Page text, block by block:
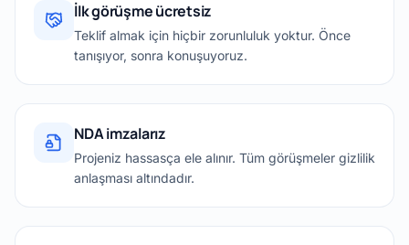
İlk görüşme ücretsiz
Teklif almak için hiçbir zorunluluk yoktur. Önce
tanışıyor, sonra konuşuyoruz.
NDA imzalarız
Projeniz hassasça ele alınır. Tüm görüşmeler gizlilik
anlaşması altındadır.